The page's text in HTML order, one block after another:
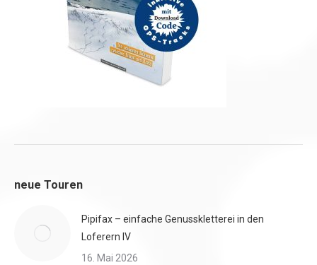
neue Touren
Pipifax – einfache Genusskletterei in den
Loferern IV
16. Mai 2026